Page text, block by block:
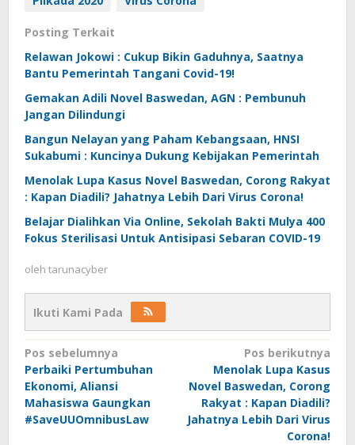
Posting Terkait
Relawan Jokowi : Cukup Bikin Gaduhnya, Saatnya
Bantu Pemerintah Tangani Covid-19!
Gemakan Adili Novel Baswedan, AGN : Pembunuh
Jangan Dilindungi
Bangun Nelayan yang Paham Kebangsaan, HNSI
Sukabumi : Kuncinya Dukung Kebijakan Pemerintah
Menolak Lupa Kasus Novel Baswedan, Corong Rakyat
: Kapan Diadili? Jahatnya Lebih Dari Virus Corona!
Belajar Dialihkan Via Online, Sekolah Bakti Mulya 400
Fokus Sterilisasi Untuk Antisipasi Sebaran COVID-19
oleh tarunacyber
Ikuti Kami Pada
Navigasi
pos
Pos sebelumnya
Perbaiki Pertumbuhan
Ekonomi, Aliansi
Mahasiswa Gaungkan
#SaveUUOmnibusLaw
Pos berikutnya
Menolak Lupa Kasus
Novel Baswedan, Corong
Rakyat : Kapan Diadili?
Jahatnya Lebih Dari Virus
Corona!